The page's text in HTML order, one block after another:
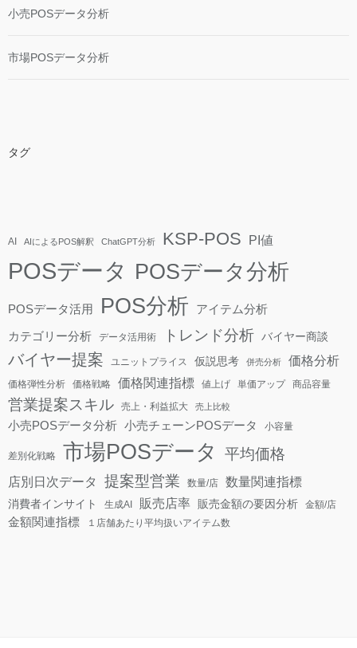
小売POSデータ分析
市場POSデータ分析
タグ
AI AIによるPOS解釈 ChatGPT分析 KSP-POS PI値
POSデータ POSデータ分析
POSデータ活用 POS分析 アイテム分析
カテゴリー分析 データ活用術 トレンド分析 バイヤー商談
バイヤー提案 ユニットプライス 仮説思考 併売分析 価格分析
価格弾性分析 価格戦略 価格関連指標 値上げ 単価アップ 商品容量
営業提案スキル 売上・利益拡大 売上比較
小売POSデータ分析 小売チェーンPOSデータ 小容量
差別化戦略 市場POSデータ 平均価格
店別日次データ 提案型営業 数量/店 数量関連指標
消費者インサイト 生成AI 販売店率 販売金額の要因分析 金額/店
金額関連指標 １店舗あたり平均扱いアイテム数